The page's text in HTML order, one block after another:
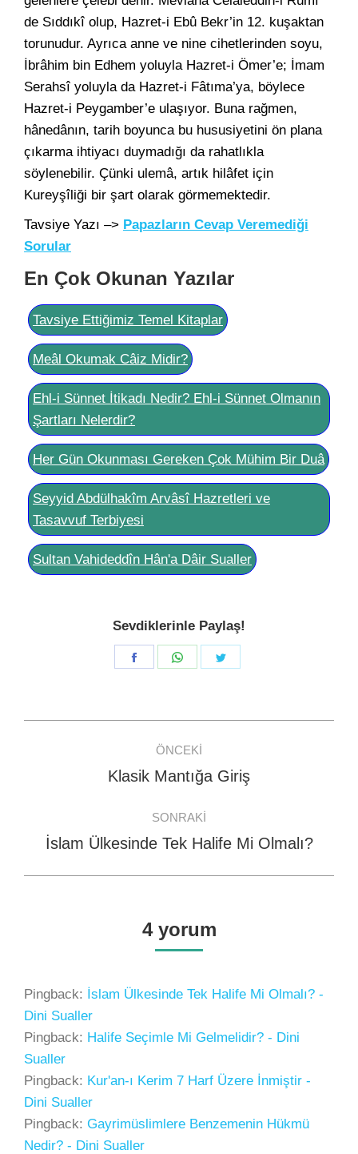
de Sıddıkî olup, Hazret-i Ebû Bekr’in 12. kuşaktan
torunudur. Ayrıca anne ve nine cihetlerinden soyu,
İbrâhim bin Edhem yoluyla Hazret-i Ömer’e; İmam
Serahsî yoluyla da Hazret-i Fâtıma’ya, böylece
Hazret-i Peygamber’e ulaşıyor. Buna rağmen,
hânedânın, tarih boyunca bu hususiyetini ön plana
çıkarma ihtiyacı duymadığı da rahatlıkla
söylenebilir. Çünki ulemâ, artık hilâfet için
Kureyşîliği bir şart olarak görmemektedir.
Tavsiye Yazı –> Papazların Cevap Veremediği
Sorular
En Çok Okunan Yazılar
Tavsiye Ettiğimiz Temel Kitaplar
Meâl Okumak Câiz Midir?
Ehl-i Sünnet İtikadı Nedir? Ehl-i Sünnet Olmanın
Şartları Nelerdir?
Her Gün Okunması Gereken Çok Mühim Bir Duâ
Seyyid Abdülhakîm Arvâsî Hazretleri ve
Tasavvuf Terbiyesi
Sultan Vahideddîn Hân'a Dâir Sualler
Sevdiklerinle Paylaş!
Share
Share
navigation
ÖNCEKI
Previous
Klasik Mantığa Giriş
SONRAKI
Next
İslam Ülkesinde Tek Halife Mi Olmalı?
4 yorum
Pingback: İslam Ülkesinde Tek Halife Mi Olmalı? -
Dini Sualler
Pingback: Halife Seçimle Mi Gelmelidir? - Dini
Sualler
Pingback: Kur'an-ı Kerim 7 Harf Üzere İnmiştir -
Dini Sualler
Pingback: Gayrimüslimlere Benzemenin Hükmü
Nedir? - Dini Sualler